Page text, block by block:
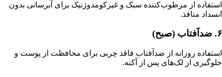
استفاده از مرطوب‌کننده سبک و غیرکومدوژنیک برای آبرسانی بدون
انسداد منافذ.
۶. ضدآفتاب (صبح)
استفاده روزانه از ضدآفتاب فاقد چربی برای محافظت از پوست و
جلوگیری از لک‌های پس از آکنه.